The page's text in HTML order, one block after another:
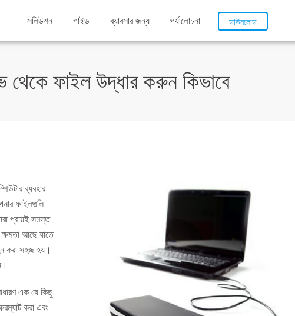
ডাউনলোড
সলিউশন গাইড ব্যাবসার জন্য পর্যালোচনা
থেকে ফাইল উদ্ধার করুন কিভাবে
ব্যবহার
ফাইলগুলি
প্রায়ই সমস্ত
আছে যাতে
করা সহজ হয়।
এক যে কিছু
করা এবং